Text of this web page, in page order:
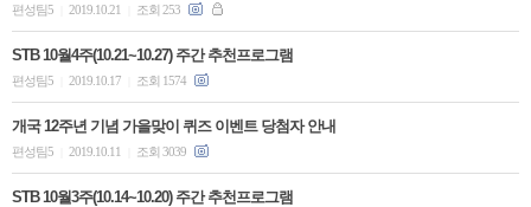
편성팀5 2019.10.21 조회 253
STB 10월4주(10.21~10.27) 주간 추천프로그램
편성팀5 2019.10.17 조회 1574
개국 12주년 기념 가을맞이 퀴즈 이벤트 당첨자 안내
편성팀5 2019.10.11 조회 3039
STB 10월3주(10.14~10.20) 주간 추천프로그램